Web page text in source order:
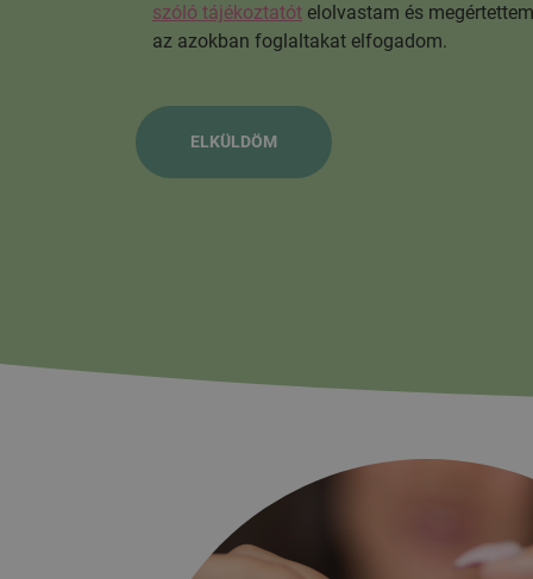
szóló tájékoztatótelolvastam és
az azokban foglaltakat elfogadom.